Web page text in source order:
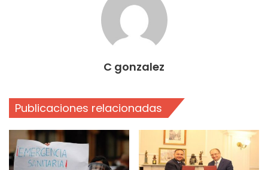
C gonzalez
Publicaciones relacionadas